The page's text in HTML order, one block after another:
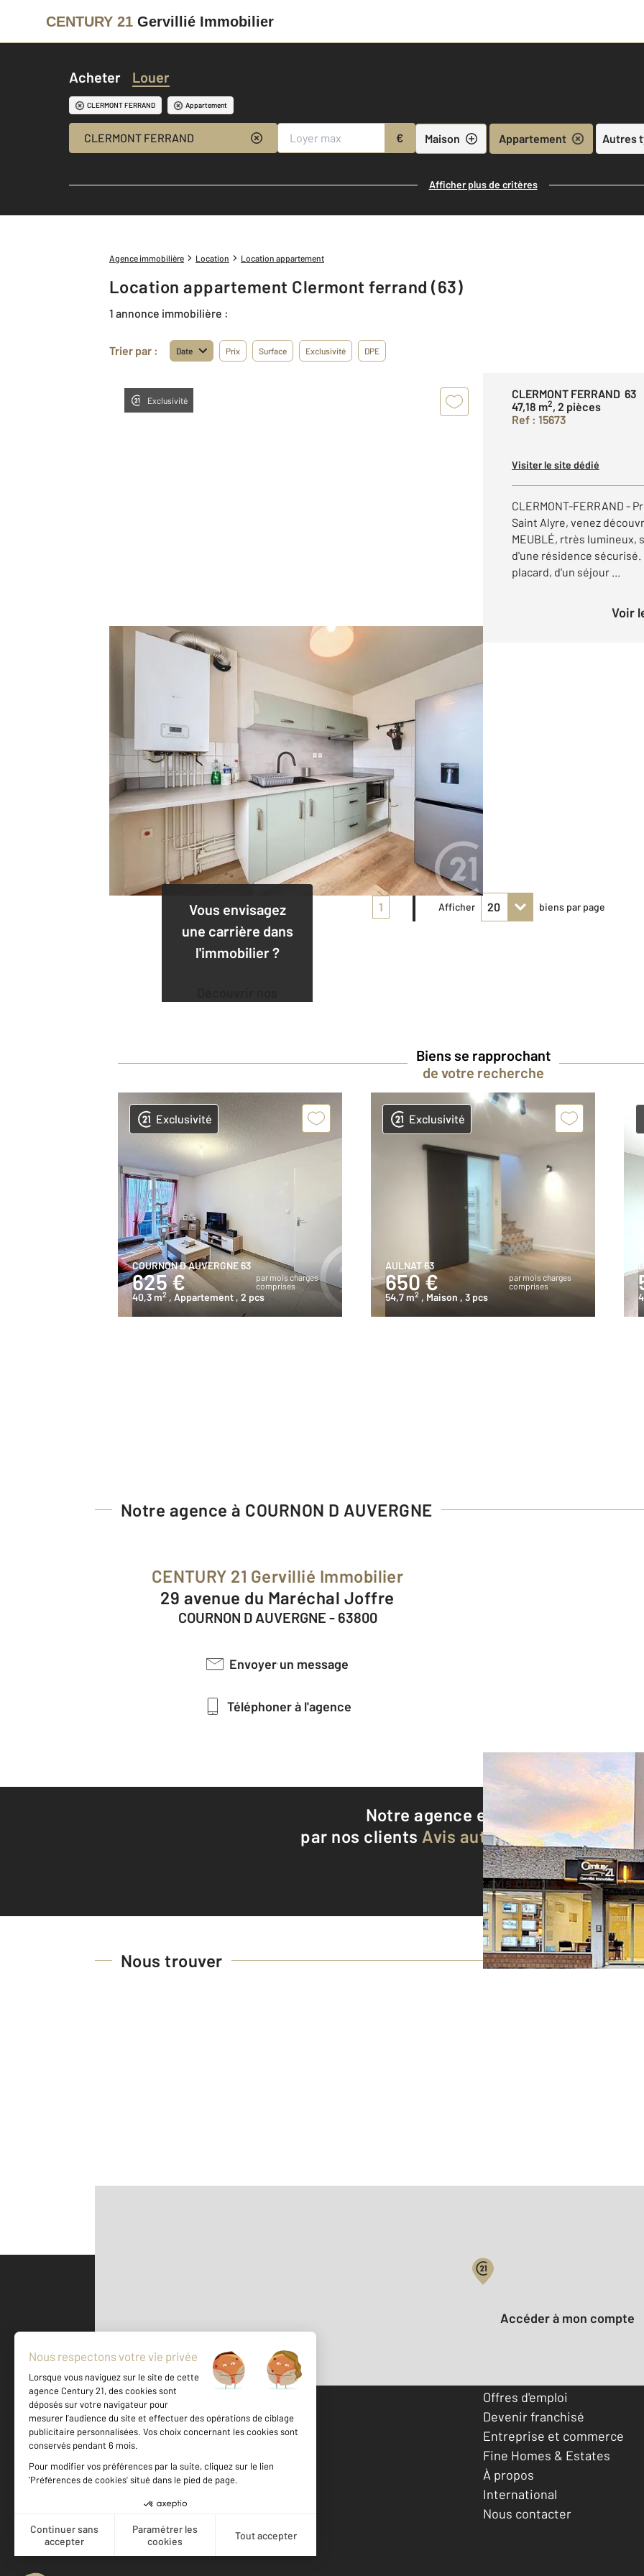
CENTURY 21 Gervillié Immobilier
Acheter Louer
CLERMONT FERRAND Appartement
CLERMONT FERRAND € Maison Appartement Autres
Afficher plus de critères
Agence immobilière Location Location appartement
Location appartement Clermont ferrand (63)
1 annonce immobilière :
Trier par : Date Prix Surface Exclusivité DPE
Exclusivité
CLERMONT FERRAND 63
47,18 m2, 2 pièces
Ref : 15673
Visiter le site dédié
CLERMONT-FERRAND -
Saint Alyre, venez
MEUBLÉ, rtrès lumineux,
d'une résidence
placard, d'un séjour ...
Voir
Vous envisagez
une carrière dans
l'immobilier ?
1 Afficher biens par page
Biens se rapprochant
de votre recherche
Exclusivité
COURNON D AUVERGNE 63
625 €
par mois charges
comprises
40,3 m2 , Appartement , 2 pcs
Exclusivité
AULNAT 63
650 €
par mois charges
comprises
54,7 m2 , Maison , 3 pcs
Notre agence à COURNON D AUVERGNE
CENTURY 21 Gervillié Immobilier
29 avenue du Maréchal Joffre
COURNON D AUVERGNE - 63800
Envoyer un message
Téléphoner à l'agence
Notre agence est notée9,1/10
par nos clients Avis authentifiés par
Voir tous les avis clients
Nous trouver
500 m ©Mappy
Votre compte :
Accéder à mon compte
Votre agence est notée
Achat
Location
Offres d'emploi
Devenir franchisé
Entreprise et commerce
Fine Homes & Estates
À propos
International
Nous contacter